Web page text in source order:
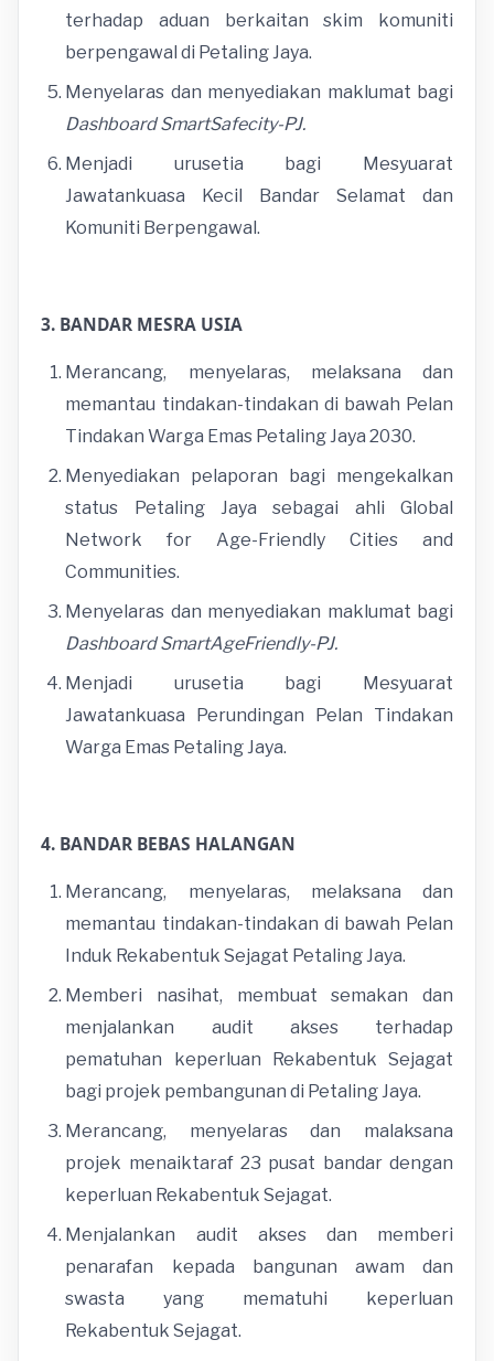
terhadap aduan berkaitan skim komuniti
berpengawal di Petaling Jaya.
Menyelaras dan menyediakan maklumat bagi
Dashboard SmartSafecity-PJ.
Menjadi urusetia bagi Mesyuarat
Jawatankuasa Kecil Bandar Selamat dan
Komuniti Berpengawal.
3. BANDAR MESRA USIA
Merancang, menyelaras, melaksana dan
memantau tindakan-tindakan di bawah Pelan
Tindakan Warga Emas Petaling Jaya 2030.
Menyediakan pelaporan bagi mengekalkan
status Petaling Jaya sebagai ahli Global
Network for Age-Friendly Cities and
Communities.
Menyelaras dan menyediakan maklumat bagi
Dashboard SmartAgeFriendly-PJ.
Menjadi urusetia bagi Mesyuarat
Jawatankuasa Perundingan Pelan Tindakan
Warga Emas Petaling Jaya.
4. BANDAR BEBAS HALANGAN
Merancang, menyelaras, melaksana dan
memantau tindakan-tindakan di bawah Pelan
Induk Rekabentuk Sejagat Petaling Jaya.
Memberi nasihat, membuat semakan dan
menjalankan audit akses terhadap
pematuhan keperluan Rekabentuk Sejagat
bagi projek pembangunan di Petaling Jaya.
Merancang, menyelaras dan malaksana
projek menaiktaraf 23 pusat bandar dengan
keperluan Rekabentuk Sejagat.
Menjalankan audit akses dan memberi
penarafan kepada bangunan awam dan
swasta yang mematuhi keperluan
Rekabentuk Sejagat.